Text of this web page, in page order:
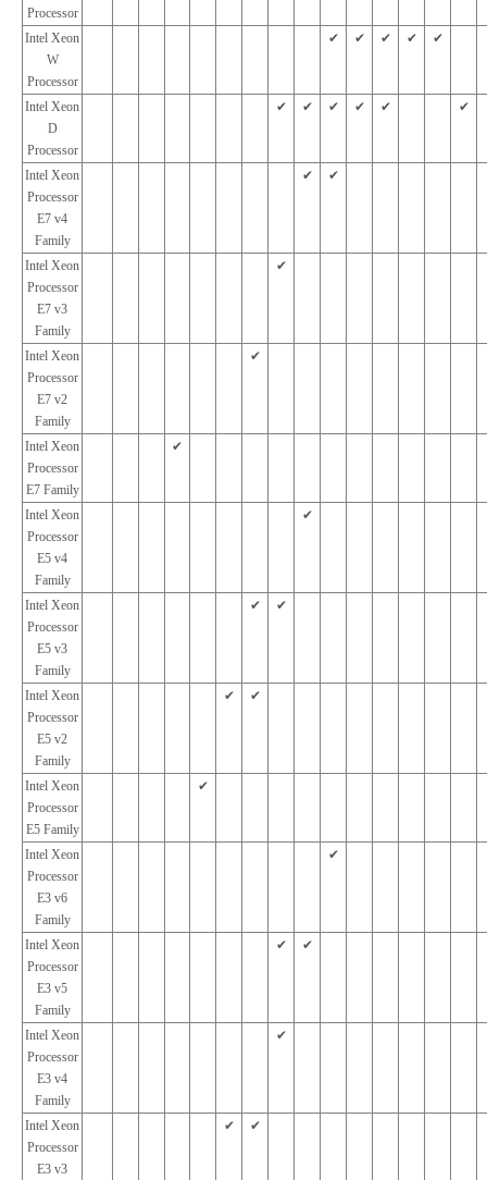
Processor
Intel Xeon
W
Processor
✔︎ ✔︎ ✔︎ ✔︎ ✔︎
Intel Xeon
D
Processor
✔︎ ✔︎ ✔︎ ✔︎ ✔︎ ✔︎
Intel Xeon
Processor
E7 v4
Family
✔︎ ✔︎
Intel Xeon
Processor
E7 v3
Family
✔︎
Intel Xeon
Processor
E7 v2
Family
✔︎
Intel Xeon
Processor
E7 Family
✔︎
Intel Xeon
Processor
E5 v4
Family
✔︎
Intel Xeon
Processor
E5 v3
Family
✔︎ ✔︎
Intel Xeon
Processor
E5 v2
Family
✔︎ ✔︎
Intel Xeon
Processor
E5 Family
✔︎
Intel Xeon
Processor
E3 v6
Family
✔︎
Intel Xeon
Processor
E3 v5
Family
✔︎ ✔︎
Intel Xeon
Processor
E3 v4
Family
✔︎
Intel Xeon
Processor
E3 v3
✔︎ ✔︎